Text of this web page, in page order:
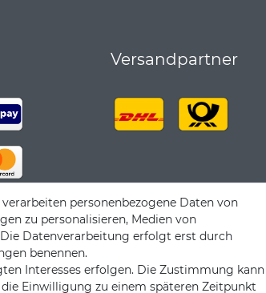
Versandpartner
personenbezogene Daten von
zu personalisieren, Medien von
Datenverarbeitung erfolgt erst durch
benennen.
Interesses erfolgen. Die Zustimmung kann
Einwilligung zu einem späteren Zeitpunkt